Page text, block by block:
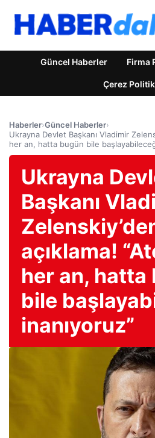
Güncel Haberler Firma
Çerez
Haberler›Güncel Haberler›
Ukrayna Devlet Başkanı Vladimir
her an, hatta bugün bile
Ukrayna
Başkanı
açıklama!
her an, hatta
bile
inanıyoruz”